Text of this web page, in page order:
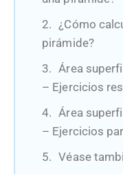
¿Cómo
pirámide?
Área
– Ejercicios
Área
– Ejercicios
Véase